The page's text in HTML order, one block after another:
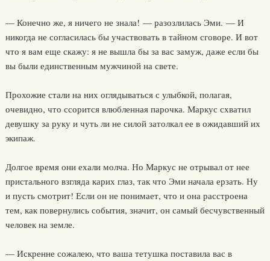
— Конечно же, я ничего не знала! — разозлилась Эми. — И
никогда не согласилась бы участвовать в тайном сговоре. И вот
что я вам еще скажу: я не вышла бы за вас замуж, даже если бы
вы были единственным мужчиной на свете.
Прохожие стали на них оглядываться с улыбкой, полагая,
очевидно, что ссорится влюбленная парочка. Маркус схватил
девушку за руку и чуть ли не силой затолкал ее в ожидавший их
экипаж.
Долгое время они ехали молча. Но Маркус не отрывал от нее
пристального взгляда карих глаз, так что Эми начала ерзать. Ну
и пусть смотрит! Если он не понимает, что и она расстроена
тем, как повернулись события, значит, он самый бесчувственный
человек на земле.
— Искренне сожалею, что ваша тетушка поставила вас в